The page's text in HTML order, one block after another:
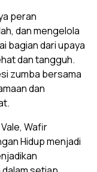
peran
dan mengelola
bagian dari upaya
dan tangguh.
zumba bersama
dan
Wafir
Hidup menjadi